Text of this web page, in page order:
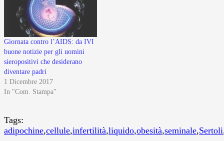
Giornata contro l’AIDS: da IVI
buone notizie per gli uomini
sieropositivi che desiderano
diventare padri
1 Dicembre 2017
In "Com. Stampa"
Tags:
adipochine,cellule,infertilità,liquido,obesità,seminale,Sertoli